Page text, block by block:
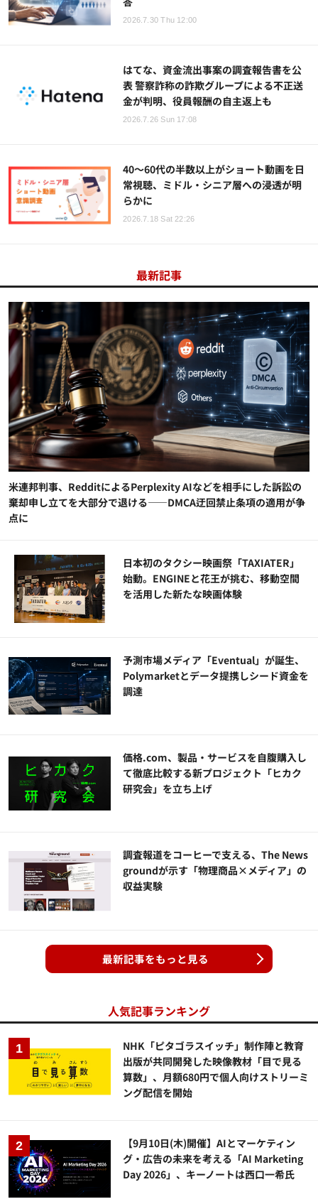
2026.7.30 Thu 12:00
はてな、資金流出事案の調査報告書を公
表 警察詐称の詐欺グループによる不正送
金が判明、役員報酬の自主返上も
2026.7.26 Sun 17:08
40～60代の半数以上がショート動画を日
常視聴、ミドル・シニア層への浸透が明
らかに
2026.7.18 Sat 22:26
最新記事
米連邦判事、RedditによるPerplexity AIなどを相手にした訴訟の
棄却申し立てを大部分で退ける——DMCA迂回禁止条項の適用が争
点に
日本初のタクシー映画祭「TAXIATER」
始動。ENGINEと花王が挑む、移動空間
を活用した新たな映画体験
予測市場メディア「Eventual」が誕生、
Polymarketとデータ提携しシード資金を
調達
価格.com、製品・サービスを自腹購入し
て徹底比較する新プロジェクト「ヒカク
研究会」を立ち上げ
調査報道をコーヒーで支える、The News
groundが示す「物理商品×メディア」の
収益実験
最新記事をもっと見る
人気記事ランキング
NHK「ピタゴラスイッチ」制作陣と教育
出版が共同開発した映像教材「目で見る
算数」、月額680円で個人向けストリーミ
ング配信を開始
【9月10日(木)開催】AIとマーケティン
グ・広告の未来を考える「AI Marketing
Day 2026」、キーノートは西口一希氏